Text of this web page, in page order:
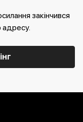
закінчився
адресу.